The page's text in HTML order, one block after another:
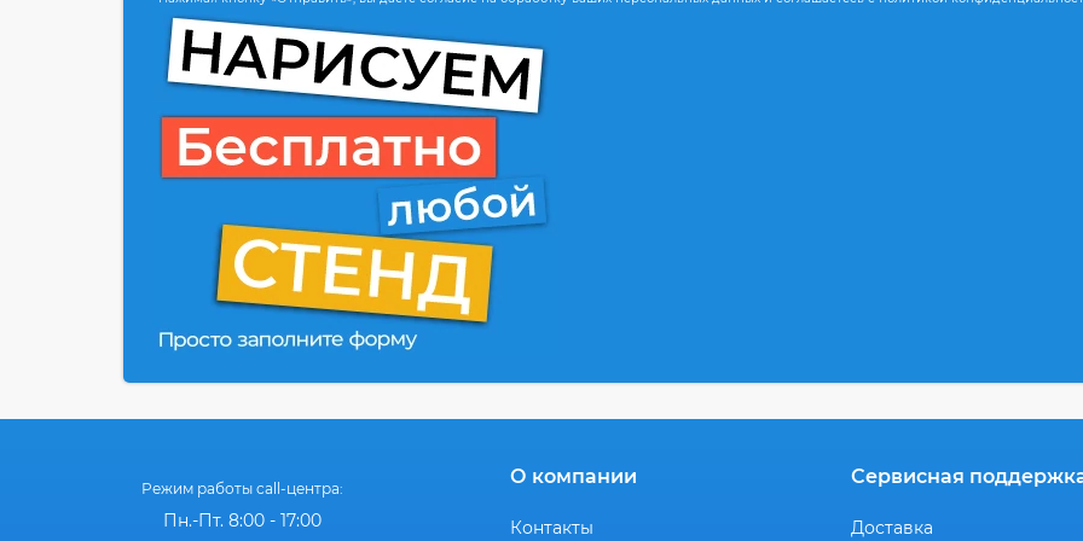
Режим работы call-центра:
Пн.-Пт. 8:00 - 17:00
О компании
Контакты
Сервисная
Доставка